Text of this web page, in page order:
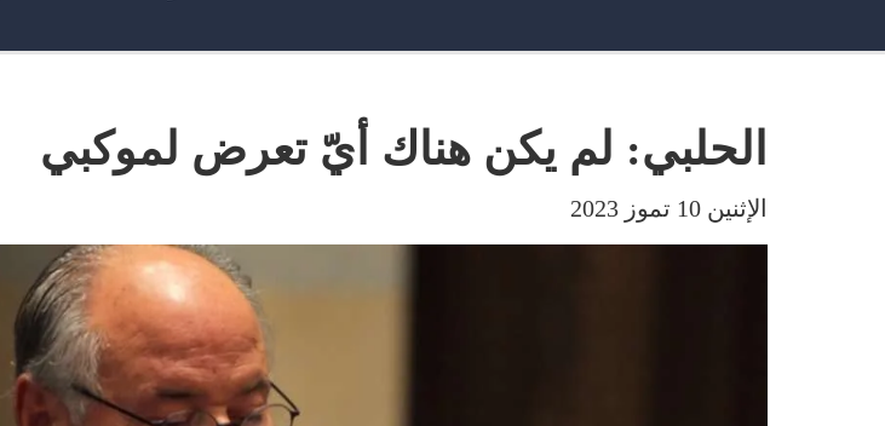
الحلبي: لم يكن هناك أيّ تعرض لموكبي
الإثنين 10 تموز 2023